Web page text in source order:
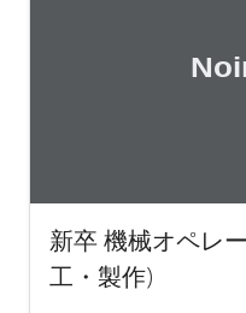
新卒 機械オペレ
工・製作)